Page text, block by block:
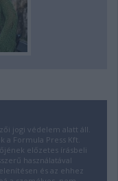
jogi védelem alatt áll.
a Formula Press Kft.
előzetes írásbeli
használatával
és az ehhez